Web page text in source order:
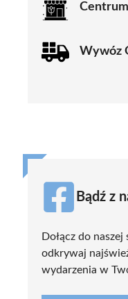
Wywóz
Bądź z
Dołącz do naszej
odkrywaj
wydarzenia w